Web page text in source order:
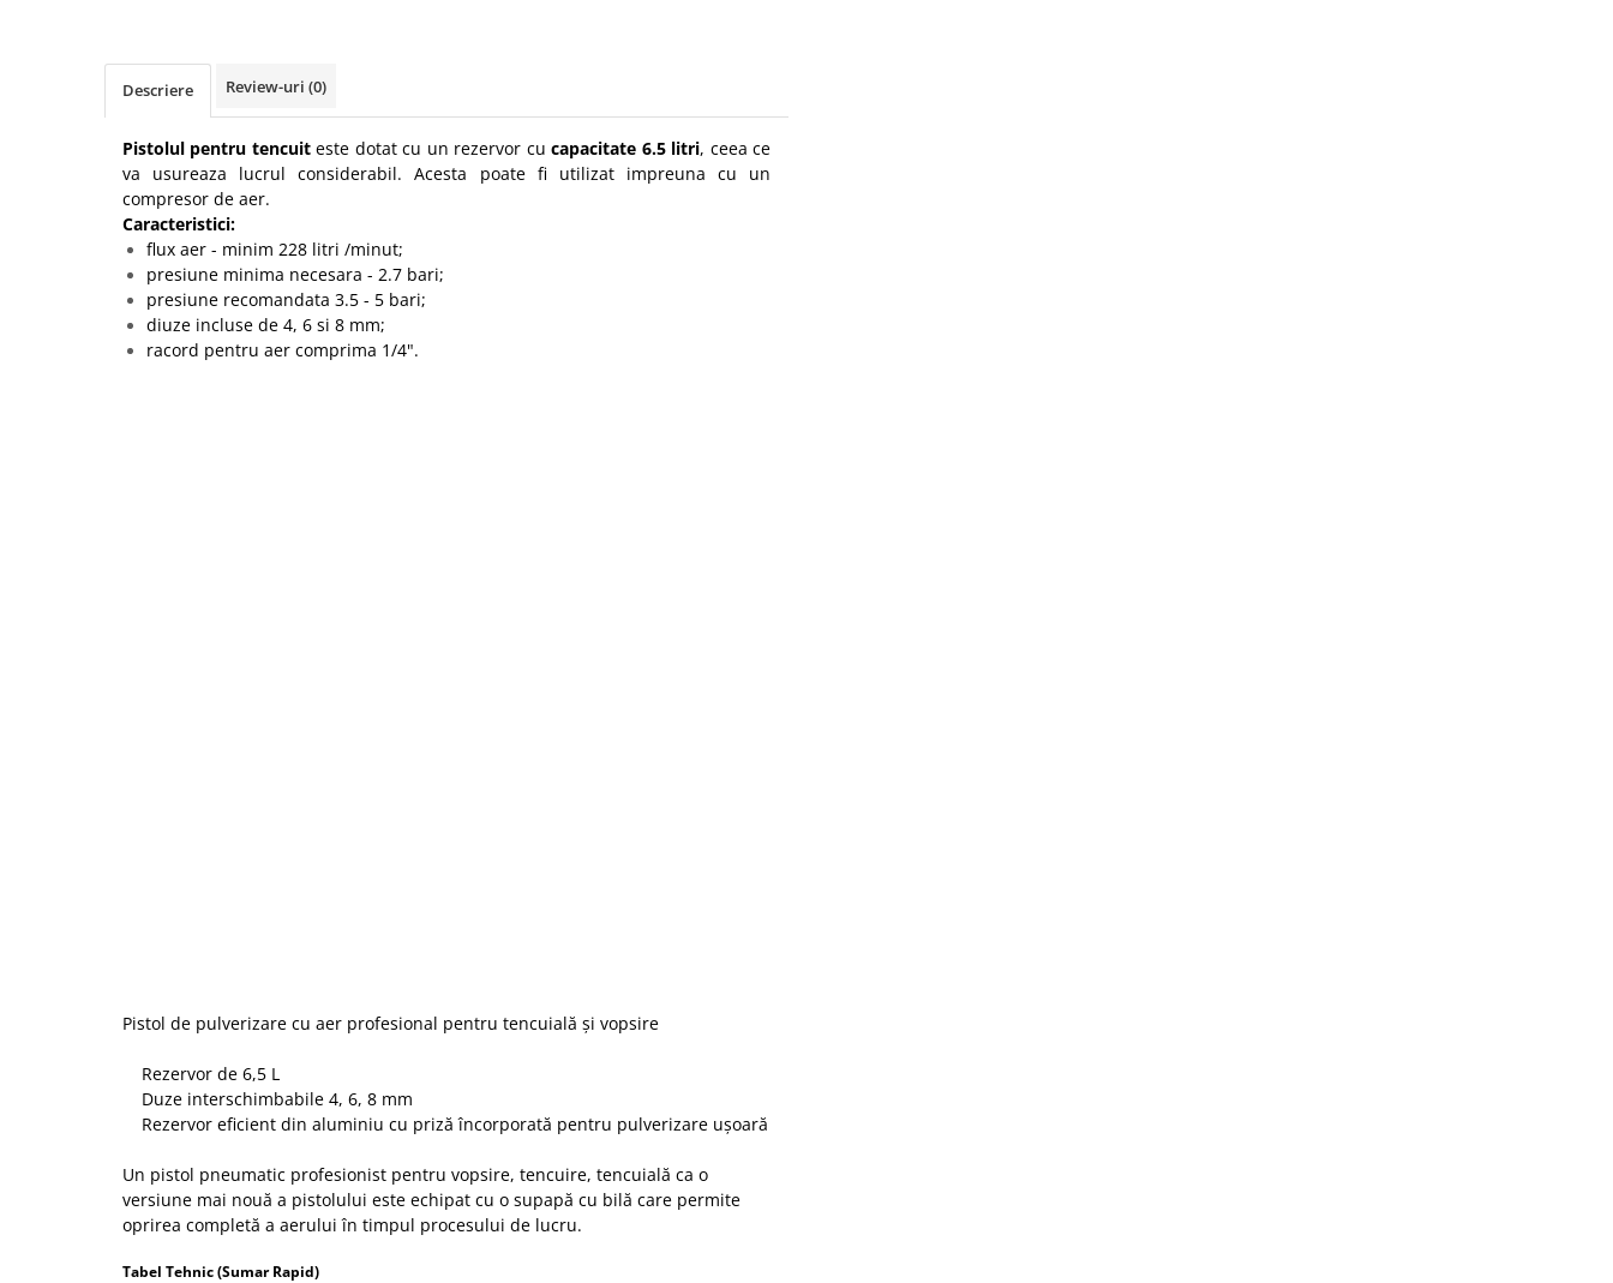
Scule Pneumatice
Suport motocicleta
Tunuri de caldura si aeroteme
Utilaje constructie
Descriere Review-uri (0)
Pistolul pentru tencuiteste dotat cu un rezervor cucapacitate 6.5 litri, ceea ce
va usureaza lucrul considerabil. Acesta poate fi utilizat impreuna cu un
compresor de aer.
Caracteristici:
flux aer - minim 228 litri /minut;
presiune minima necesara - 2.7 bari;
presiune recomandata 3.5 - 5 bari;
diuze incluse de 4, 6 si 8 mm;
racord pentru aer comprima 1/4".
Pistol de pulverizare cu aer profesional pentru tencuială și vopsire
Rezervor de 6,5 L
Duze interschimbabile 4, 6, 8 mm
Rezervor eficient din aluminiu cu priză încorporată pentru pulverizare ușoară
Un pistol pneumatic profesionist pentru vopsire, tencuire, tencuială ca o
versiune mai nouă a pistolului este echipat cu o supapă cu bilă care permite
oprirea completă a aerului în timpul procesului de lucru.
Tabel Tehnic (Sumar Rapid)